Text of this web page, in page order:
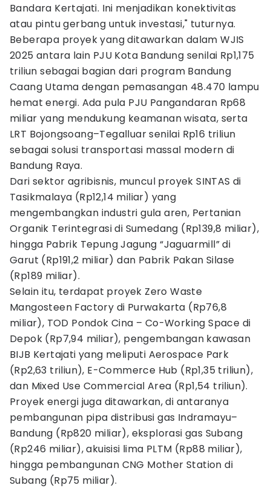
Bandara Kertajati. Ini menjadikan konektivitas
atau pintu gerbang untuk investasi," tuturnya.
Beberapa proyek yang ditawarkan dalam WJIS
2025 antara lain PJU Kota Bandung senilai Rp1,175
triliun sebagai bagian dari program Bandung
Caang Utama dengan pemasangan 48.470 lampu
hemat energi. Ada pula PJU Pangandaran Rp68
miliar yang mendukung keamanan wisata, serta
LRT Bojongsoang–Tegalluar senilai Rp16 triliun
sebagai solusi transportasi massal modern di
Bandung Raya.
Dari sektor agribisnis, muncul proyek SINTAS di
Tasikmalaya (Rp12,14 miliar) yang
mengembangkan industri gula aren, Pertanian
Organik Terintegrasi di Sumedang (Rp139,8 miliar),
hingga Pabrik Tepung Jagung “Jaguarmill” di
Garut (Rp191,2 miliar) dan Pabrik Pakan Silase
(Rp189 miliar).
Selain itu, terdapat proyek Zero Waste
Mangosteen Factory di Purwakarta (Rp76,8
miliar), TOD Pondok Cina – Co-Working Space di
Depok (Rp7,94 miliar), pengembangan kawasan
BIJB Kertajati yang meliputi Aerospace Park
(Rp2,63 triliun), E-Commerce Hub (Rp1,35 triliun),
dan Mixed Use Commercial Area (Rp1,54 triliun).
Proyek energi juga ditawarkan, di antaranya
pembangunan pipa distribusi gas Indramayu–
Bandung (Rp820 miliar), eksplorasi gas Subang
(Rp246 miliar), akuisisi lima PLTM (Rp88 miliar),
hingga pembangunan CNG Mother Station di
Subang (Rp75 miliar).